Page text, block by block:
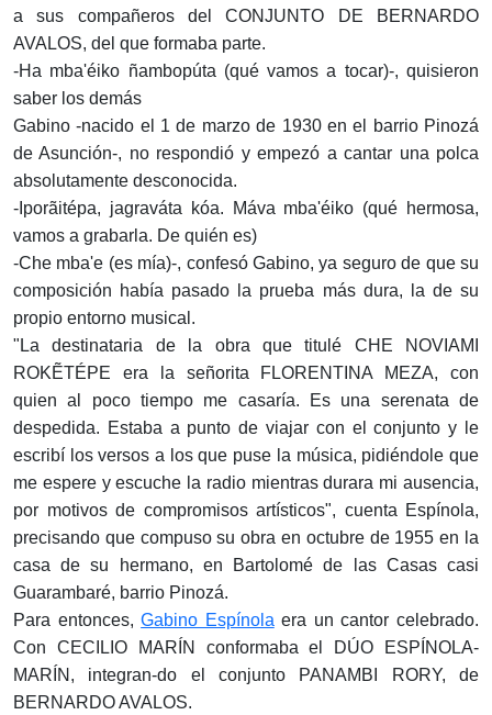
a sus compañeros del CONJUNTO DE BERNARDO
AVALOS, del que formaba parte.
-Ha mba'éiko ñambopúta (qué vamos a tocar)-, quisieron
saber los demás
Gabino -nacido el 1 de marzo de 1930 en el barrio Pinozá
de Asunción-, no respondió y empezó a cantar una polca
absolutamente desconocida.
-Iporãitépa, jagraváta kóa. Máva mba'éiko (qué hermosa,
vamos a grabarla. De quién es)
-Che mba'e (es mía)-, confesó Gabino, ya seguro de que su
composición había pasado la prueba más dura, la de su
propio entorno musical.
"La destinataria de la obra que titulé CHE NOVIAMI
ROKẼTÉPE era la señorita FLORENTINA MEZA, con
quien al poco tiempo me casaría. Es una serenata de
despedida. Estaba a punto de viajar con el conjunto y le
escribí los versos a los que puse la música, pidiéndole que
me espere y escuche la radio mientras durara mi ausencia,
por motivos de compromisos artísticos", cuenta Espínola,
precisando que compuso su obra en octubre de 1955 en la
casa de su hermano, en Bartolomé de las Casas casi
Guarambaré, barrio Pinozá.
Para entonces,Gabino Espínola era un cantor celebrado.
Con CECILIO MARÍN conformaba el DÚO ESPÍNOLA-
MARÍN, integran-do el conjunto PANAMBI RORY, de
BERNARDO AVALOS.